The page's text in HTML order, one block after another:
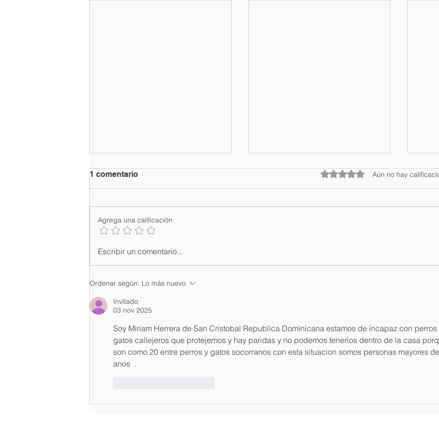
Ministerio de Salud,
nacional para fortalecer
cultura de donación de
órganos
1 comentario Obtuvo 0 de 5 estrellas.
Aún no hay
Agrega una calificación
Escribir un comentario...
Ordenar según: Lo más nuevo
Invitado
03 nov 2025
Soy Miriam Herrera de San Cristobal Republica Dominicana estamos de incapaz con perros
gatos callejeros que protejemos y hay paridas y no podemos tenerlos dentro de la casa
son como 20 entre perros y gatos socorranos con esta situacion somos personas mayores
anos  .